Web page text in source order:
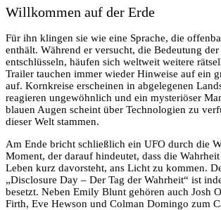
Willkommen auf der Erde
Für ihn klingen sie wie eine Sprache, die
enthält. Während er versucht, die Bedeutung der
entschlüsseln, häufen sich weltweit weitere
Trailer tauchen immer wieder Hinweise auf ein
auf. Kornkreise erscheinen in abgelegenen
reagieren ungewöhnlich und ein mysteriöser
blauen Augen scheint über Technologien zu
dieser Welt stammen.
Am Ende bricht schließlich ein UFO durch die
Moment, der darauf hindeutet, dass die
Leben kurz davorsteht, ans Licht zu kommen.
„Disclosure Day – Der Tag der Wahrheit“ ist
besetzt. Neben Emily Blunt gehören auch Josh
Firth, Eve Hewson und Colman Domingo zum